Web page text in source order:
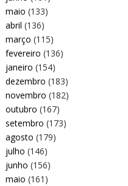
maio (133)
abril (136)
março (115)
fevereiro (136)
janeiro (154)
dezembro (183)
novembro (182)
outubro (167)
setembro (173)
agosto (179)
julho (146)
junho (156)
maio (161)